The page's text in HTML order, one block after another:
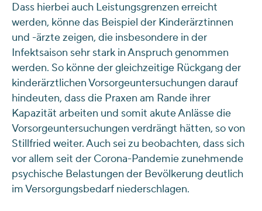
Dass hierbei auch Leistungsgrenzen erreicht
werden, könne das Beispiel der Kinderärztinnen
und -ärzte zeigen, die insbesondere in der
Infektsaison sehr stark in Anspruch genommen
werden. So könne der gleichzeitige Rückgang der
kinderärztlichen Vorsorgeuntersuchungen darauf
hindeuten, dass die Praxen am Rande ihrer
Kapazität arbeiten und somit akute Anlässe die
Vorsorgeuntersuchungen verdrängt hätten, so von
Stillfried weiter. Auch sei zu beobachten, dass sich
vor allem seit der Corona-Pandemie zunehmende
psychische Belastungen der Bevölkerung deutlich
im Versorgungsbedarf niederschlagen.